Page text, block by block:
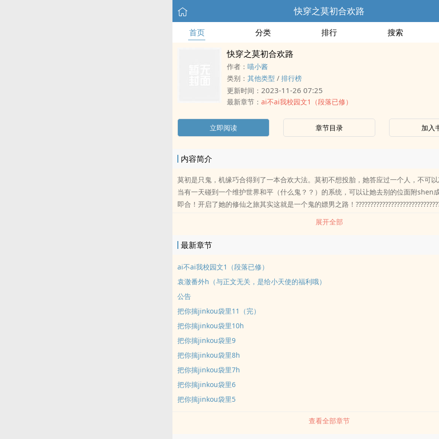
快穿之莫初合欢路
首页 分类 排行 搜索
快穿之莫初合欢路
作者： 喵小酱
类别： 其他类型 / 排行榜
更新时间： 2023-11-26 07:25
最新章节： ai不ai我校园文1（段落已修）
立即阅读 章节目录 加入
内容简介
莫初是只鬼，机缘巧合得到了一本合欢大法。莫初不想投胎，她答应过一个人，不可
当有一天碰到一个维护世界和平（什么鬼？？）的系统，可以让她去别的位面附shen
即合！开启了她的修仙之旅其实这就是一个鬼的嫖男之路！
蠢作者第一次写小说，这个是脑dong大开的产物！想到哪，写到哪！没有存稿，全靠
面：《ai不ai我校园文（已完结）》：高冷羞涩竹mavs单纯可ai小青梅?（结局1vs1）
甜！！！第二个位面：《亲ai的我养你（已完结）》：暴躁破产总裁vs冷清毒she医生?
（结局待定……）----------------------注意：《由于双开，作者菌已经jing分，所以如果小
见，两篇文就an一三五、二四六这么更。如果有问题，请及时留言提
的小天使，群号码：107100637
展开全部
最新章节
ai不ai我校园文1（段落已修）
袁澈番外h（与正文无关，是给小天使的福利哦）
公告
把你揣jinkou袋里11（完）
把你揣jinkou袋里10h
把你揣jinkou袋里9
把你揣jinkou袋里8h
把你揣jinkou袋里7h
把你揣jinkou袋里6
把你揣jinkou袋里5
查看全部章节